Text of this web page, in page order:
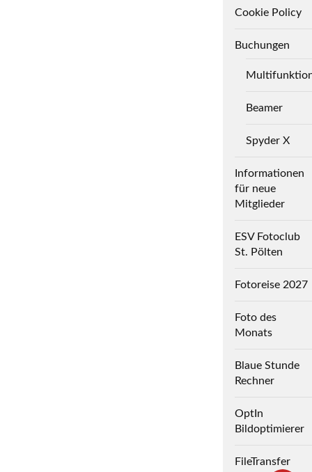
Cookie Policy
Buchungen
Beamer
Spyder X
Informationen
für neue
Mitglieder
ESV Fotoclub
St. Pölten
Fotoreise 2027
Foto des
Monats
Blaue Stunde
Rechner
OptIn
Bildoptimierer
FileTransfer